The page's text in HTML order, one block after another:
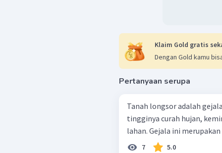
Klaim Gold gratis
Dengan Gold kamu
Pertanyaan serupa
Tanah longsor adalah
tingginya curah hujan,
lahan. Gejala ini
7 5.0